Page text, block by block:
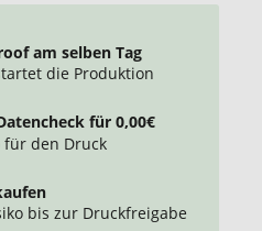
am selben Tag
die Produktion
für 0,00€
den Druck
bis zur Druckfreigabe